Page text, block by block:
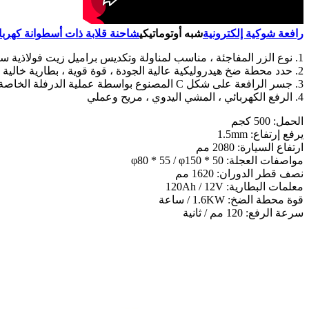
رافعة شوكية إلكترونيةشبه أوتوماتيكيشاحنة قلابة ذات أسطوانة
1. نوع الزر المفاجئة ، مناسب لمناولة وتكديس براميل زيت فولاذية سعة 55 جالونًا وبراميل بلاستيكية مغلقة سعة 200 لتر ؛
2. حدد محطة ضخ هيدروليكية عالية الجودة ، قوة قوية ، بطارية خالية من الصيانة ، طاقة طويلة الأمد.
3. جسر الرافعة على شكل C المصنوع بواسطة عملية الدرفلة الخاصة قوي وآمن.
4. الرفع الكهربائي ، المشي اليدوي ، مريح وعملي
الحمل: 500 كجم
يرفع إرتفاع: 1.5mm
ارتفاع السيارة: 2080 مم
مواصفات العجلة: φ80 * 55 / φ150 * 50
نصف قطر الدوران: 1620 مم
معلمات البطارية: 120Ah / 12V
قوة محطة الضخ: 1.6KW / ساعة
سرعة الرفع: 120 مم / ثانية